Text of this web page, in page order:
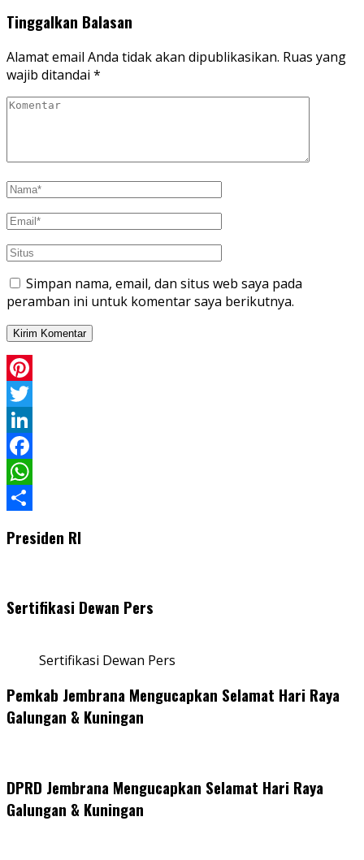
Tinggalkan Balasan
Alamat email Anda tidak akan dipublikasikan. Ruas yang
wajib ditandai *
Simpan nama, email, dan situs web saya pada
peramban ini untuk komentar saya berikutnya.
Pinterest
Twitter
LinkedIn
Facebook
WhatsApp
Presiden RI
Sertifikasi Dewan Pers
Sertifikasi Dewan Pers
Pemkab Jembrana Mengucapkan Selamat Hari Raya
Galungan & Kuningan
DPRD Jembrana Mengucapkan Selamat Hari Raya
Galungan & Kuningan